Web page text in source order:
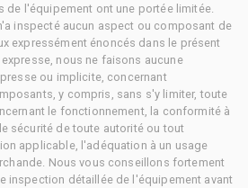
de l'équipement ont une portée limitée.
inspecté aucun aspect ou composant de
expressément énoncés dans le présent
nous ne faisons aucune
ou implicite, concernant
y compris, sans s'y limiter, toute
le fonctionnement, la conformité à
sécurité de toute autorité ou tout
applicable, l'adéquation à un usage
Nous vous conseillons fortement
inspection détaillée de l'équipement avant